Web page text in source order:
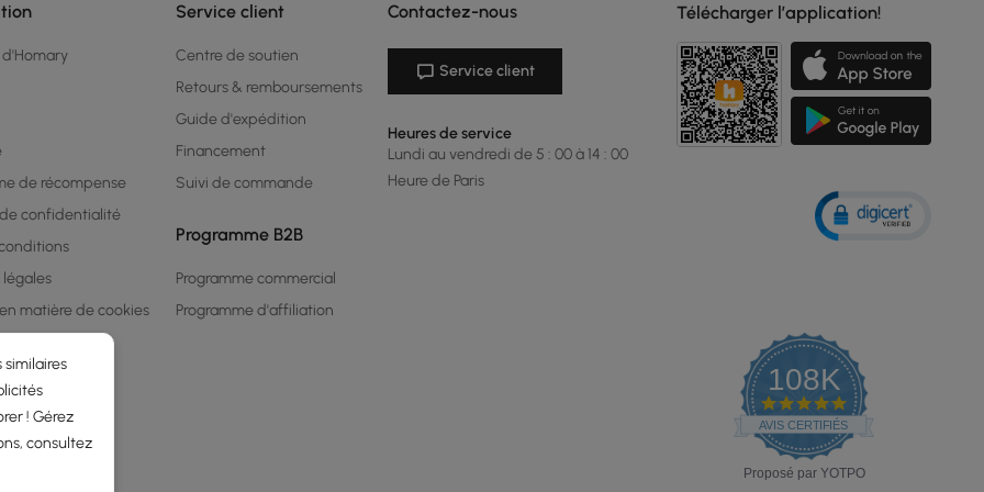
de récompense
confidentialité
légales
matière de cookies
Service client
Centre de soutien
Retours & remboursements
Guide d'expédition
Financement
Suivi de commande
Programme B2B
Programme commercial
Programme d'affiliation
Contactez-nous
Service client
Heures de service
Lundi au vendredi de 5 : 00 à 14 : 00
Heure de Paris
Télécharger l’application!
108K
4.9
star
rating
AVIS CERTIFIÉS
Proposé par YOTPO
! Gérez
consultez